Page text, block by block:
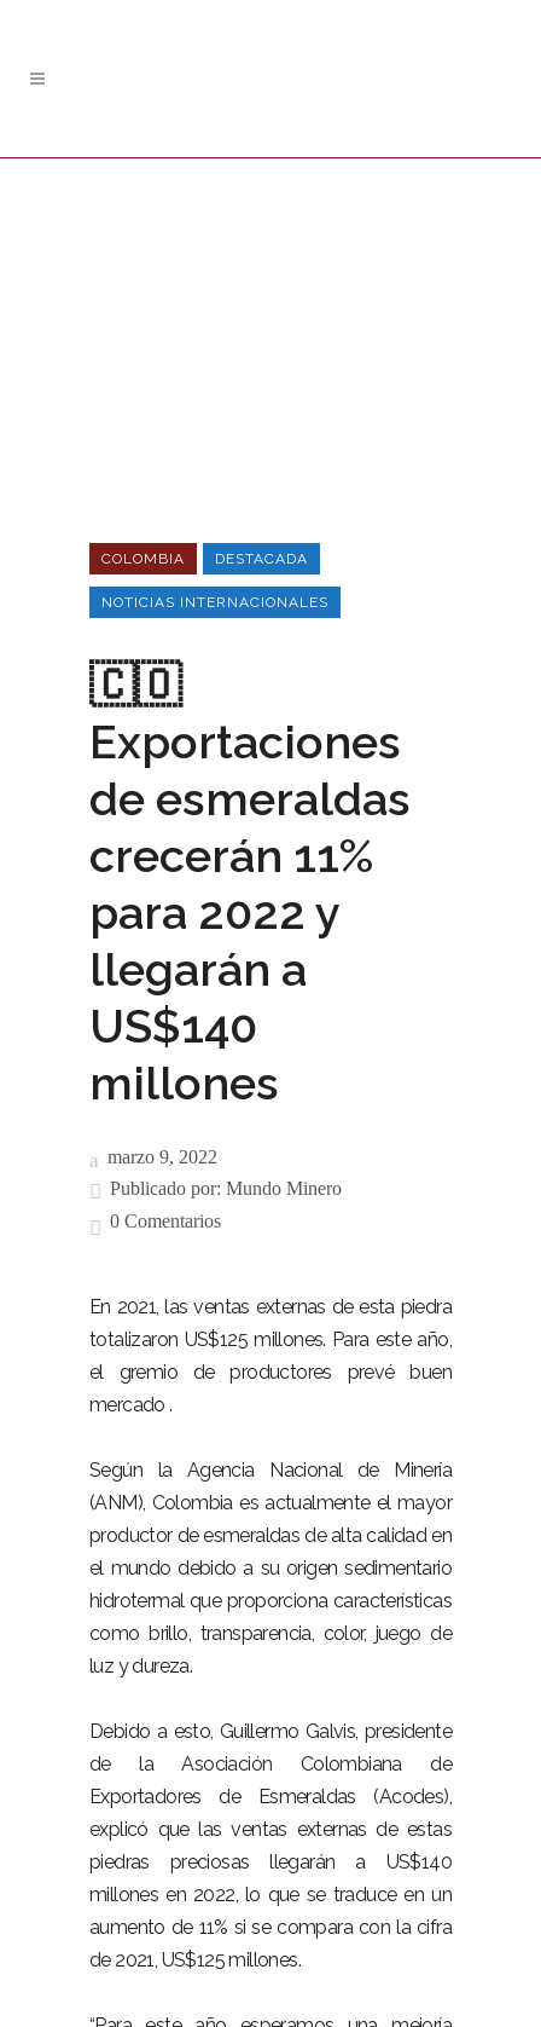
COLOMBIA DESTACADA
NOTICIAS INTERNACIONALES
🇨🇴
Exportaciones
de esmeraldas
crecerán 11%
para 2022 y
llegarán a
US$140
millones
marzo 9, 2022
Publicado por: Mundo Minero
0 Comentarios
En 2021, las ventas externas de esta piedra
totalizaron US$125 millones. Para este año,
el gremio de productores prevé buen
mercado .
Según la Agencia Nacional de Minería
(ANM), Colombia es actualmente el mayor
productor de esmeraldas de alta calidad en
el mundo debido a su origen sedimentario
hidrotermal que proporciona características
como brillo, transparencia, color, juego de
luz y dureza.
Debido a esto, Guillermo Galvis, presidente
de la Asociación Colombiana de
Exportadores de Esmeraldas (Acodes),
explicó que las ventas externas de estas
piedras preciosas llegarán a US$140
millones en 2022, lo que se traduce en un
aumento de 11% si se compara con la cifra
de 2021, US$125 millones.